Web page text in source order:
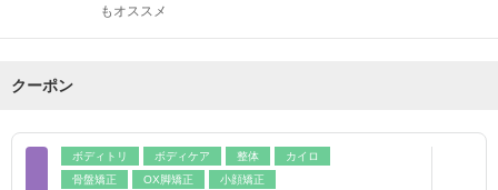
もオススメ
クーポン
ボディトリ ボディケア 整体
カイロ
骨盤矯正
OX脚矯正 小顔矯正